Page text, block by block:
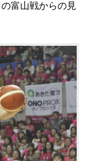
富山戦からの見